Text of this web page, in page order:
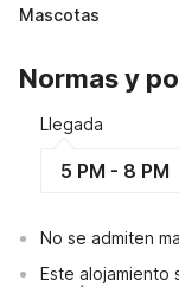
Mascotas
Normas y
Llegada
5 PM - 8 PM
No se admiten
Este alojamiento